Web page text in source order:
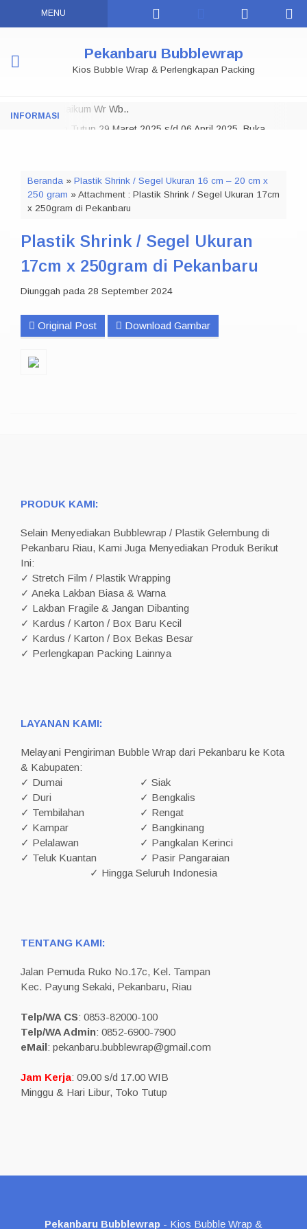
MENU
Pekanbaru Bubblewrap
Kios Bubble Wrap & Perlengkapan Packing
Assalamu 'alaikum Wr Wb..
Toko Tutup 29 Maret 2025 s/d 06 April 2025, Buka
Kami menyediakan Bubble wrap di Pekanbaru dalam berbagai
ukuran, Kami juga menyediakan Lakban Daimaru, Lakban Fragile
& Jangan Dibanting, Stretch Film / Plastik Wrapping, Polymailer,
Lainnya.
Bisa Datang Langsung ke Toko Offline Kami Dan Juga Bisa Kirim
ke Seluruh Riau dan Sekitarnya, Terimakasih...
Beranda » Plastik Shrink / Segel Ukuran 16 cm – 20 cm x
250 gram » Attachment : Plastik Shrink / Segel Ukuran 17cm
x 250gram di Pekanbaru
Plastik Shrink / Segel Ukuran
17cm x 250gram di Pekanbaru
Diunggah pada 28 September 2024
Original Post Download Gambar
PRODUK KAMI:
Selain Menyediakan Bubblewrap / Plastik Gelembung di
Pekanbaru Riau, Kami Juga Menyediakan Produk Berikut
Ini:
✓ Stretch Film / Plastik Wrapping
✓ Aneka Lakban Biasa & Warna
✓ Lakban Fragile & Jangan Dibanting
✓ Kardus / Karton / Box Baru Kecil
✓ Kardus / Karton / Box Bekas Besar
✓ Perlengkapan Packing Lainnya
LAYANAN KAMI:
Melayani Pengiriman Bubble Wrap dari Pekanbaru ke Kota
& Kabupaten:
✓ Dumai
✓ Siak
✓ Duri
✓ Bengkalis
✓ Tembilahan
✓ Rengat
✓ Kampar
✓ Bangkinang
✓ Pelalawan
✓ Pangkalan Kerinci
✓ Teluk Kuantan
✓ Pasir Pangaraian
✓ Hingga Seluruh Indonesia
TENTANG KAMI:
Jalan Pemuda Ruko No.17c, Kel. Tampan
Kec. Payung Sekaki, Pekanbaru, Riau
Telp/WA CS: 0853-82000-100
Telp/WA Admin: 0852-6900-7900
eMail: pekanbaru.bubblewrap@gmail.com
Jam Kerja: 09.00 s/d 17.00 WIB
Minggu & Hari Libur, Toko Tutup
Pekanbaru Bubblewrap - Kios Bubble Wrap &